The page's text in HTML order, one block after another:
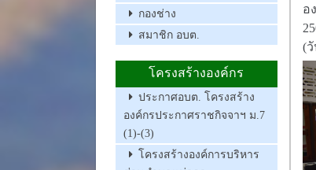
กองช่าง
สมาชิก อบต.
โครงสร้างองค์กร
ประกาศอบต. โครงสร้าง
องค์กรประกาศราชกิจจาฯ ม.7
(1)-(3)
โครงสร้างองค์การบริหาร
อ
(